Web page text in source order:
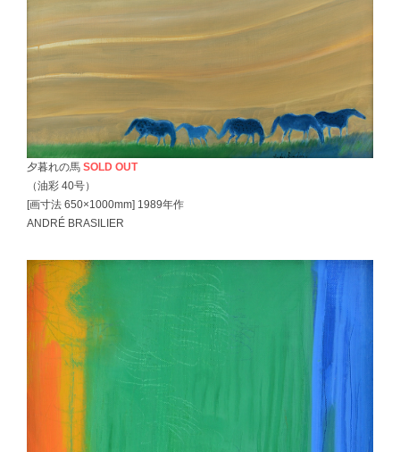
夕暮れの馬 SOLD OUT
（油彩 40号）
[画寸法 650×1000mm] 1989年作
ANDRÉ BRASILIER